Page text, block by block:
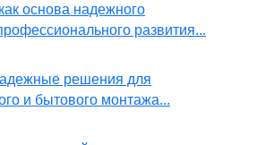
основа надежного
развития...
решения для
и бытового монтажа...